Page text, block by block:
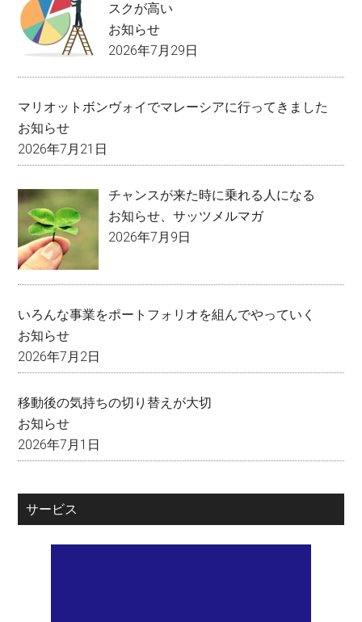
スクが高い
お知らせ
2026年7月29日
マリオットボンヴォイでマレーシアに行ってきました
お知らせ
2026年7月21日
チャンスが来た時に乗れる人になる
お知らせ、サッツメルマガ
2026年7月9日
いろんな事業をポートフォリオを組んでやっていく
お知らせ
2026年7月2日
移動後の気持ちの切り替えが大切
お知らせ
2026年7月1日
サービス